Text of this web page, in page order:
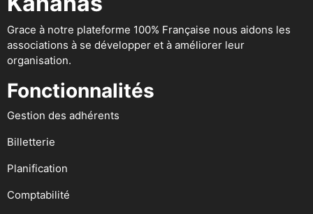
Grace à notre plateforme 100% Française nous aidons les
associations à se développer et à améliorer leur
organisation.
Fonctionnalités
Gestion des adhérents
Billetterie
Planification
Comptabilité